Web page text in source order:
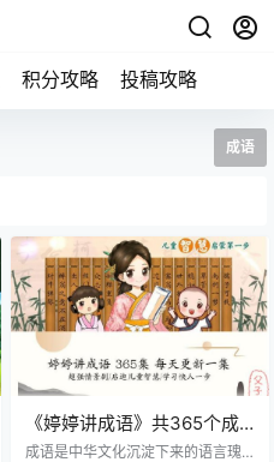
积分攻略 投稿攻略
成语
《婷婷讲成语》共365个成
语典故 mp3音频
成语是中华文化沉淀下来的语言瑰